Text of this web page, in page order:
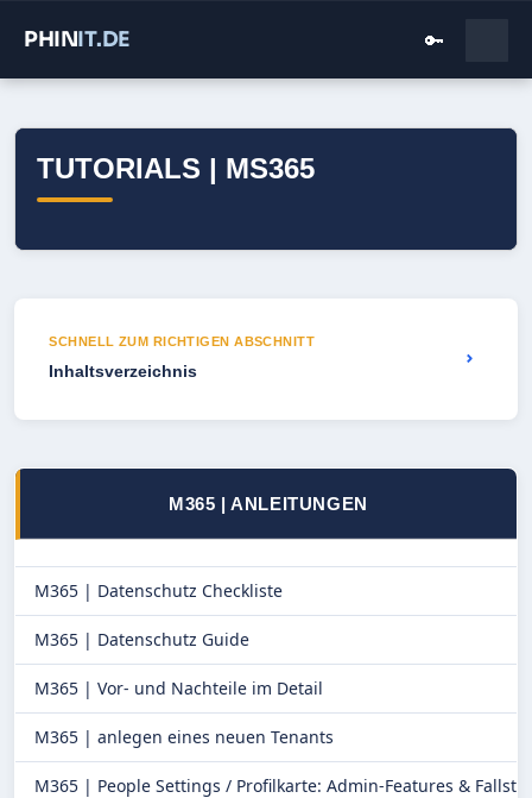
PHINIT.DE 🔑
TUTORIALS | MS365
SCHNELL ZUM RICHTIGEN ABSCHNITT
Inhaltsverzeichnis
⌄
M365 | ANLEITUNGEN
M365 | Datenschutz Checkliste
M365 | Datenschutz Guide
M365 | Vor- und Nachteile im Detail
M365 | anlegen eines neuen Tenants
M365 | People Settings / Profilkarte: Admin-Features &